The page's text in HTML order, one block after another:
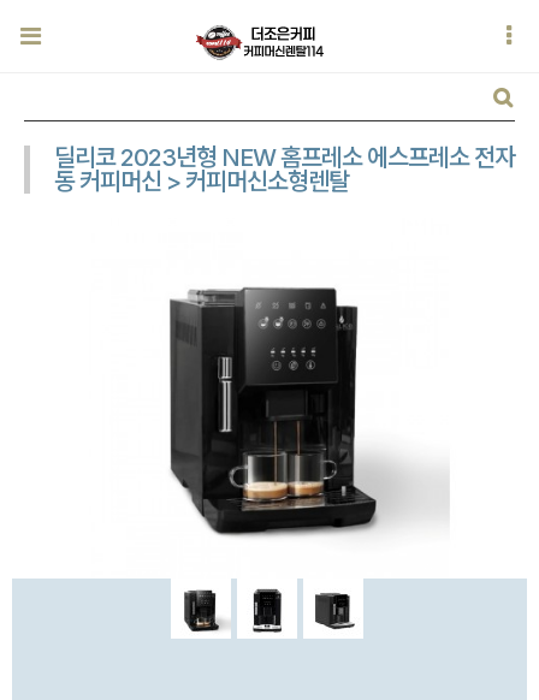
딜리코 2023년형 NEW 홈프레소 에스프레소 전자
동 커피머신 > 커피머신소형렌탈